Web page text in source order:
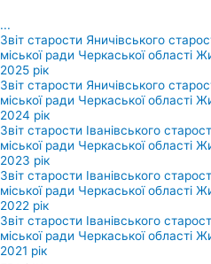
...
Звіт старости Яничівського
міської ради Черкаської області
2025 рік
Звіт старости Яничівського
міської ради Черкаської області
2024 рік
Звіт старости Іванівського
міської ради Черкаської області
2023 рік
Звіт старости Іванівського
міської ради Черкаської області
2022 рік
Звіт старости Іванівського
міської ради Черкаської області
2021 рік